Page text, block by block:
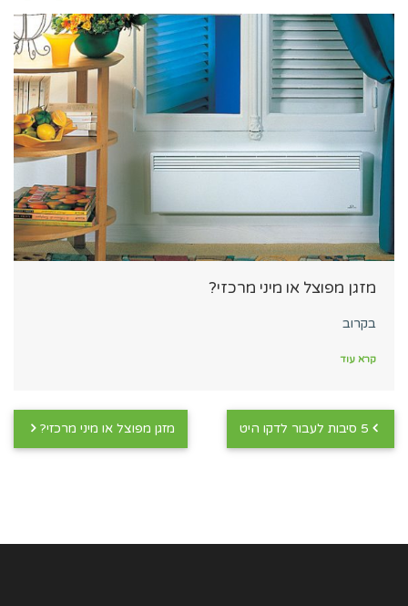
מזגן מפוצל או מיני מרכזי?
בקרוב
קרא עוד
מזגן מפוצל או מיני מרכזי?